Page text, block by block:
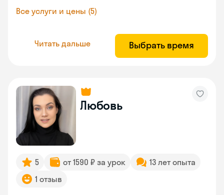
Все услуги и цены (5)
Читать дальше Выбрать время
Любовь
5 от 1590 ₽ за урок
13 лет опыта
1 отзыв